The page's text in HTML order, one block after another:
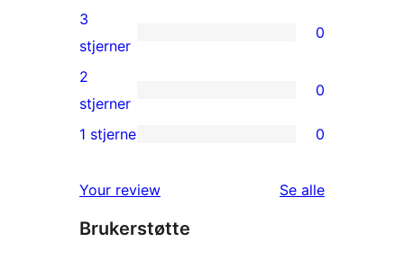
reviews
4-
star
reviews
0
3-
star
reviews
3
stjerner
0
0
2-
reviews
2
stjerner
0
star
reviews
1 stjerne 0
Your review Se alleomtalene
Brukerstøtte